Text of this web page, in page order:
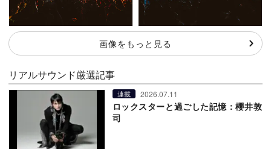
画像をもっと見る
リアルサウンド厳選記事
連載 2026.07.11
ロックスターと過ごした記憶：櫻井敦
司